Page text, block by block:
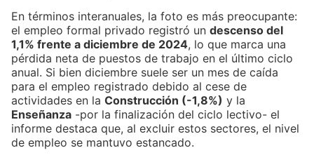
En términos interanuales, la foto es más preocupante:
el empleo formal privado registró un descenso del
1,1% frente a diciembre de 2024, lo que marca una
pérdida neta de puestos de trabajo en el último ciclo
anual. Si bien diciembre suele ser un mes de caída
para el empleo registrado debido al cese de
actividades en la Construcción (-1,8%) y la
Enseñanza -por la finalización del ciclo lectivo- el
informe destaca que, al excluir estos sectores, el nivel
de empleo se mantuvo estancado.